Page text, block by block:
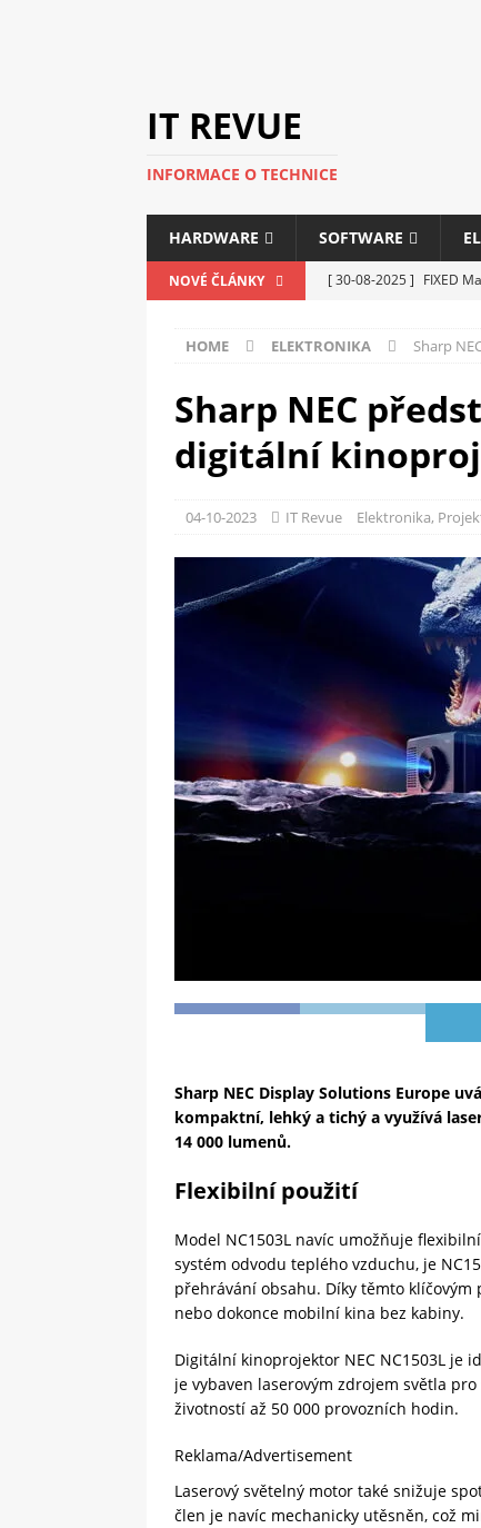
IT REVUE
INFORMACE O TECHNICE
HARDWARE SOFTWARE
NOVÉ ČLÁNKY [ 30-08-2025 ] FIXED
[ 14-05-2025 ] Genius
kanceláře i domácnosti
[ 12-05-2025 ]
Nová
C5100 a 6100
HOME ELEKTRONIKA Sharp
Sharp NEC
digitální
04-10-2023 IT Revue Elektronika,
Sharp NEC Display Solutions Europe
kompaktní, lehký a tichý a využívá
14 000 lumenů.
Flexibilní použití
Model NC1503L navíc umožňuje
systém odvodu teplého vzduchu, je
přehrávání obsahu. Díky těmto
nebo dokonce mobilní kina bez kabiny.
Digitální kinoprojektor NEC NC1503L je
je vybaven laserovým zdrojem světla
životností až 50 000 provozních hodin.
Reklama/Advertisement
Laserový světelný motor také snižuje
člen je navíc mechanicky utěsněn, což